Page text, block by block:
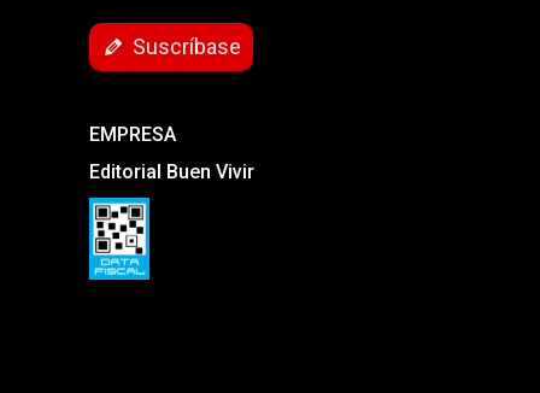
Suscríbase
EMPRESA
Editorial Buen Vivir